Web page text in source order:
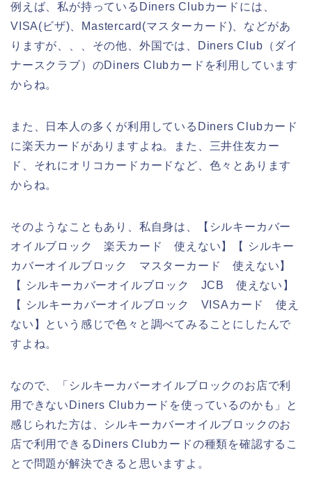
例えば、私が持っているDiners Clubカードには、
VISA(ビザ)、Mastercard(マスターカード)、などがあ
りますが、、、その他、外国では、Diners Club（ダイ
ナースクラブ）のDiners Clubカードを利用しています
からね。
また、日本人の多くが利用しているDiners Clubカード
に楽天カードがありますよね。また、三井住友カー
ド、それにオリコカードカードなど、色々とあります
からね。
そのようなこともあり、私自身は、【シルキーカバー
オイルブロック 楽天カード 使えない】【 シルキー
カバーオイルブロック マスターカード 使えない】
【 シルキーカバーオイルブロック JCB 使えない】
【 シルキーカバーオイルブロック VISAカード 使え
ない】という感じで色々と調べてみることにしたんで
すよね。
なので、「シルキーカバーオイルブロックのお店で利
用できないDiners Clubカードを使っているのかも」と
感じられた方は、シルキーカバーオイルブロックのお
店で利用できるDiners Clubカードの種類を確認するこ
とで問題が解決できると思いますよ。